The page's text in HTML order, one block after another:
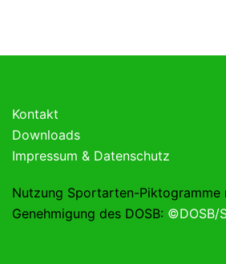
Kontakt
Downloads
Impressum & Datenschutz
Nutzung Sportarten-Piktogramme
Genehmigung des DOSB: ©DOSB/